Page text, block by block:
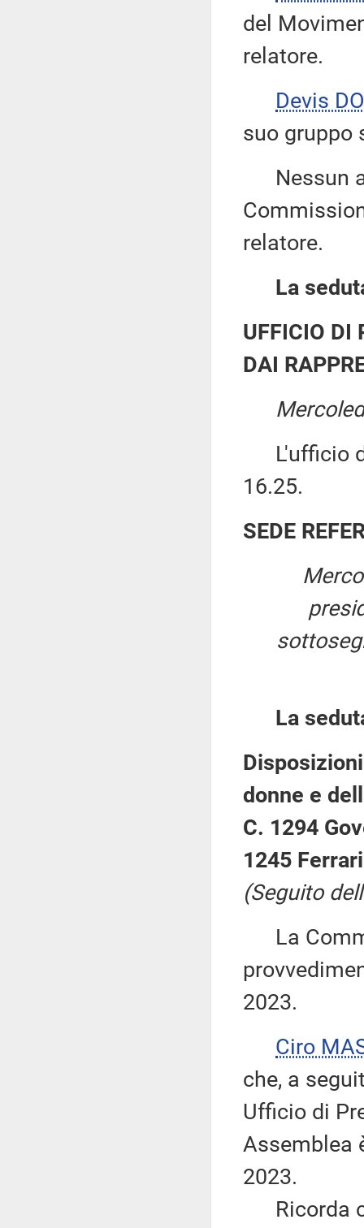
del
relatore.
Devis
suo gruppo
Nessun
relatore.
La
UFFICIO DI
DAI
L'ufficio di
16.25.
SEDE
La
donne e
C. 1294
1245
(Seguito
La
2023.
Ciro
che, a
Ufficio di
Assemblea
2023.
Ricorda